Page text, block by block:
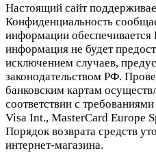
Настоящий сайт
Конфиденциальность
информации
информация не будет
исключением случаев,
законодательством РФ.
банковским картам
соответствии с
Visa Int., MasterCard Europe
Порядок возврата средств
интернет-магазина.